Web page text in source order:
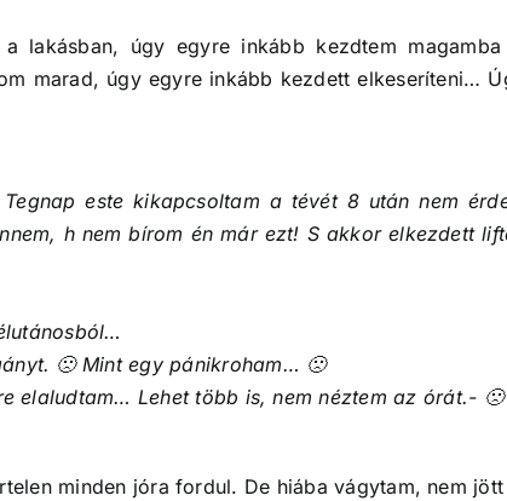
lakásban, úgy egyre inkább kezdtem
marad, úgy egyre inkább kezdett elkeseríteni…
este kikapcsoltam a tévét 8 után nem
h nem bírom én már ezt! S akkor elkezdett
🙁 Mint egy pánikroham… 🙁
elaludtam… Lehet több is, nem néztem az órát.- 🙁
minden jóra fordul. De hiába vágytam, nem